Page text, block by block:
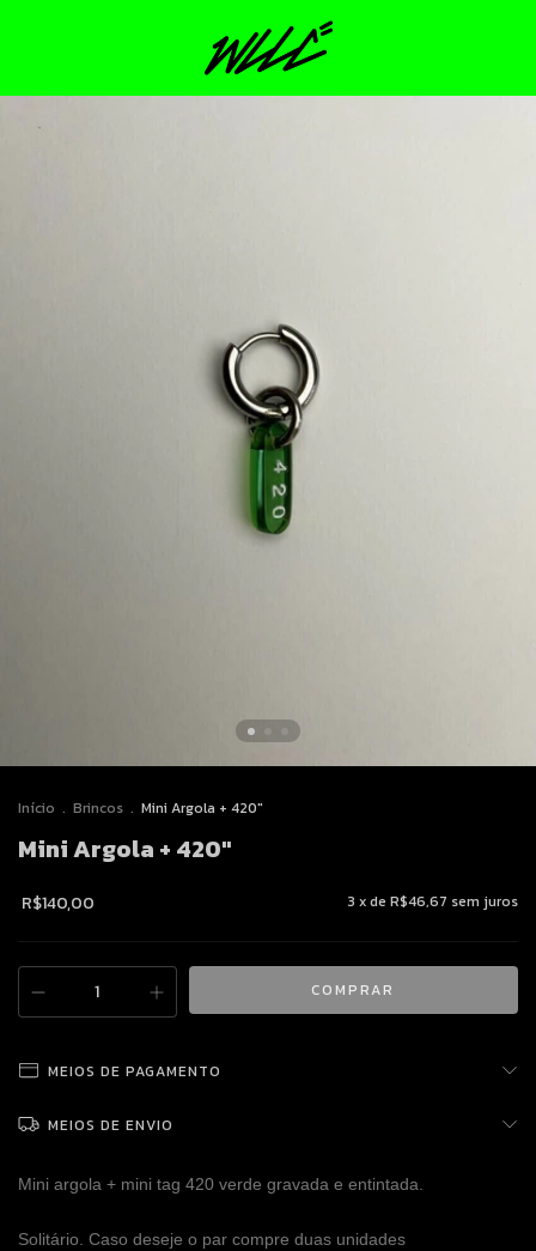
Início . Brincos . Mini Argola + 420"
Mini Argola + 420"
R$140,00 3 x de R$46,67 sem juros
MEIOS DE PAGAMENTO
MEIOS DE ENVIO
Mini argola + mini tag 420 verde gravada e entintada.
Solitário. Caso deseje o par compre duas unidades